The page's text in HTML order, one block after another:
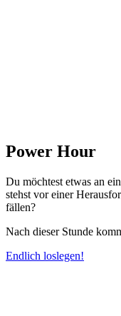
Power Hour
Du möchtest etwas an
stehst vor einer
fällen?
Nach dieser Stunde
Endlich loslegen!